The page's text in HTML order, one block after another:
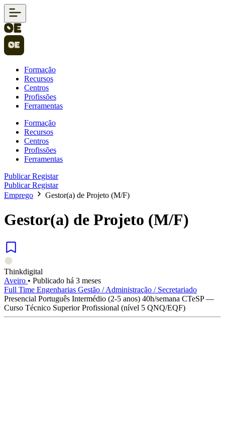
Formação
Recursos
Centros
Profissões
Ferramentas
Formação
Recursos
Centros
Profissões
Ferramentas
PublicarRegistar
PublicarRegistar
Emprego
Gestor(a) de Projeto (M/F)
Gestor(a) de Projeto (M/F)
Thinkdigital
Aveiro • Publicado há 3 meses
Full Time Engenharias Gestão / Administração / Secretariado
Presencial Português Intermédio (2-5 anos) 40h/semana CTeSP —
Curso Técnico Superior Profissional (nível 5 QNQ/EQF)